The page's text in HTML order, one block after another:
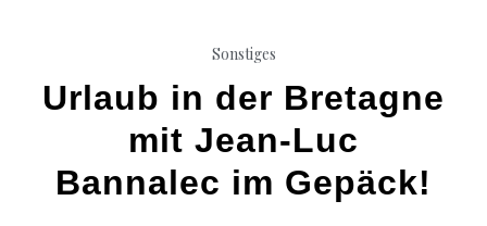
Sonstiges
Urlaub in der Bretagne
mit Jean-Luc
Bannalec im Gepäck!